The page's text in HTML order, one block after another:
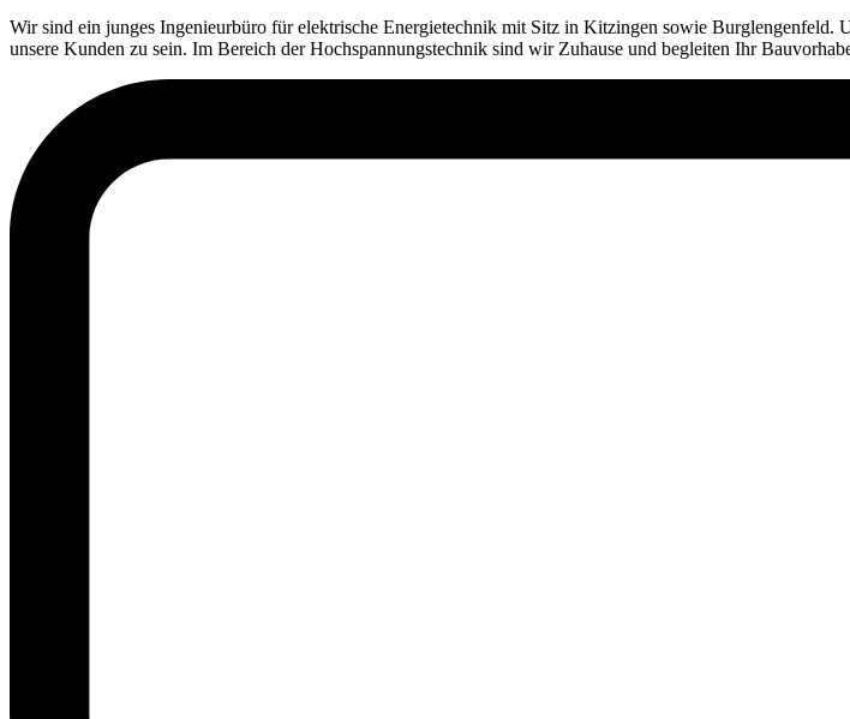
Wir sind ein junges Ingenieurbüro für elektrische Energietechnik mit Sitz in Kitzingen sowie Burglengenfeld.
unsere Kunden zu sein. Im Bereich der Hochspannungstechnik sind wir Zuhause und begleiten Ihr